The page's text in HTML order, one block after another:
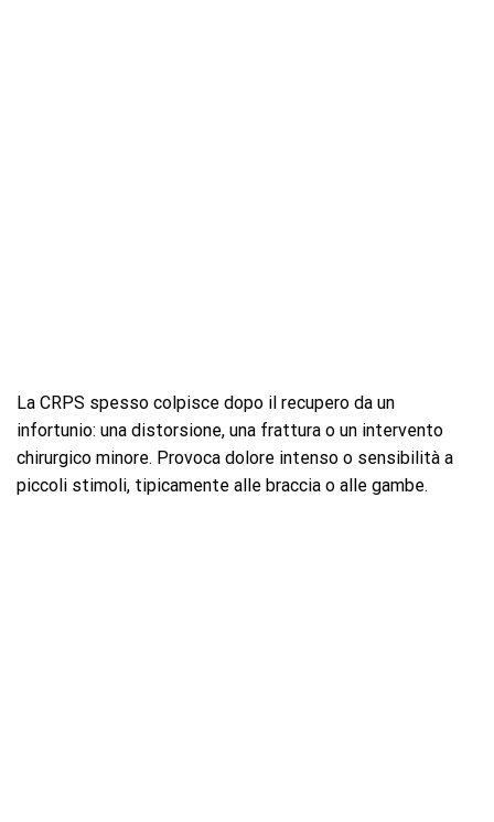
La CRPS spesso colpisce dopo il recupero da un
infortunio: una distorsione, una frattura o un intervento
chirurgico minore. Provoca dolore intenso o sensibilità a
piccoli stimoli, tipicamente alle braccia o alle gambe.